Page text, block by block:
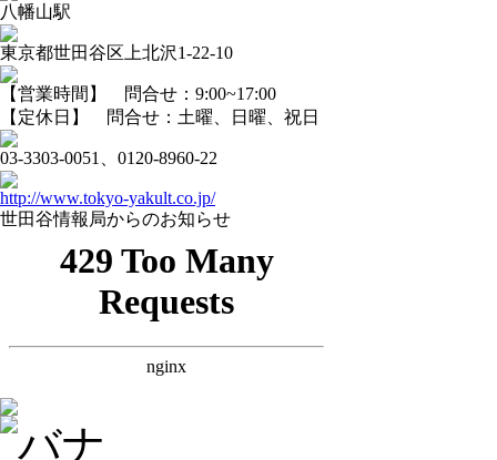
八幡山駅
東京都世田谷区上北沢1-22-10
【営業時間】 問合せ：9:00~17:00
【定休日】 問合せ：土曜、日曜、祝日
03-3303-0051、0120-8960-22
http://www.tokyo-yakult.co.jp/
世田谷情報局からのお知らせ